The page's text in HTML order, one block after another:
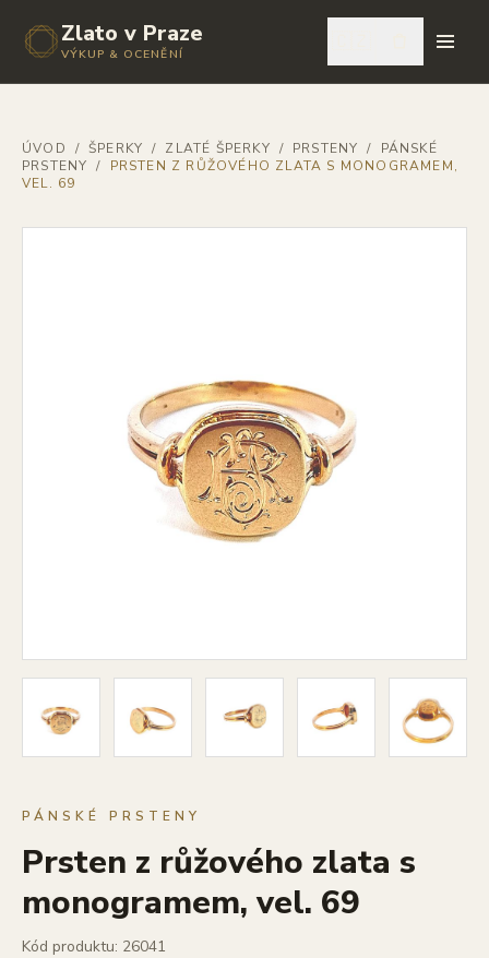
Zlato v Praze
VÝKUP & OCENĚNÍ
ÚVOD / ŠPERKY / ZLATÉ ŠPERKY / PRSTENY /
PÁNSKÉ
PRSTENY /
PRSTEN Z RŮŽOVÉHO ZLATA S MONOGRAMEM,
VEL. 69
PÁNSKÉ PRSTENY
Prsten z růžového zlata s
monogramem, vel. 69
Kód produktu: 26041